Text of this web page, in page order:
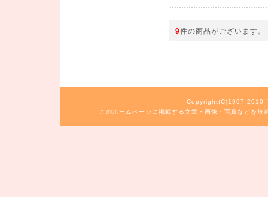
9件の商品がございます。
Copyright(C)1997-2010
このホームページに掲載する文章・画像・写真などを